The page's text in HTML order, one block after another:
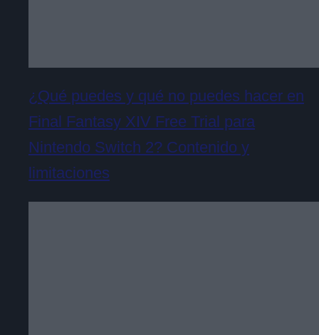
¿Qué puedes y qué no puedes hacer en
Final Fantasy XIV Free Trial para
Nintendo Switch 2? Contenido y
limitaciones